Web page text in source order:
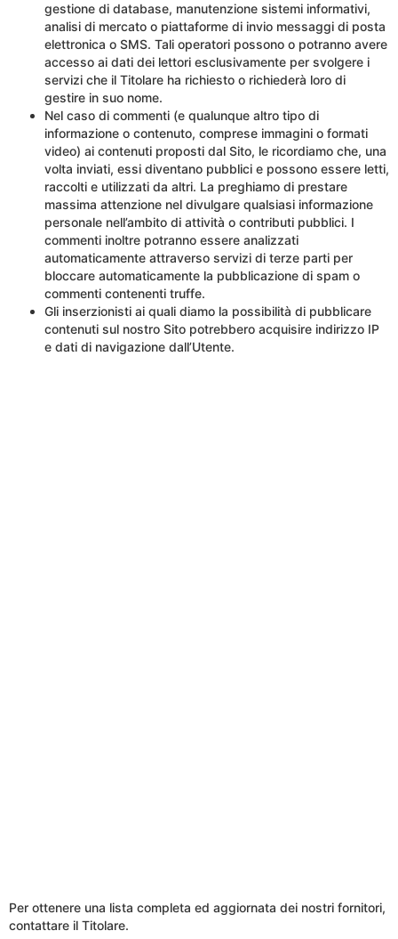
gestione di database, manutenzione sistemi informativi,
analisi di mercato o piattaforme di invio messaggi di posta
elettronica o SMS. Tali operatori possono o potranno avere
accesso ai dati dei lettori esclusivamente per svolgere i
servizi che il Titolare ha richiesto o richiederà loro di
gestire in suo nome.
Nel caso di commenti (e qualunque altro tipo di
informazione o contenuto, comprese immagini o formati
video) ai contenuti proposti dal Sito, le ricordiamo che, una
volta inviati, essi diventano pubblici e possono essere letti,
raccolti e utilizzati da altri. La preghiamo di prestare
massima attenzione nel divulgare qualsiasi informazione
personale nell’ambito di attività o contributi pubblici. I
commenti inoltre potranno essere analizzati
automaticamente attraverso servizi di terze parti per
bloccare automaticamente la pubblicazione di spam o
commenti contenenti truffe.
Gli inserzionisti ai quali diamo la possibilità di pubblicare
contenuti sul nostro Sito potrebbero acquisire indirizzo IP
e dati di navigazione dall’Utente.
Per ottenere una lista completa ed aggiornata dei nostri fornitori,
contattare il Titolare.